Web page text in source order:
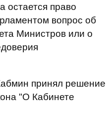
остается право
вопрос об
Министров или о
принял решение
"О Кабинете